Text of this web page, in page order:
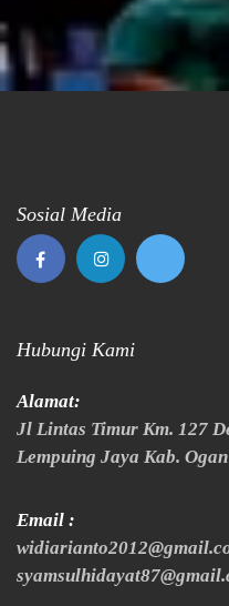
Sosial Media
Hubungi Kami
Alamat:
Jl Lintas Timur Km. 127
Lempuing Jaya Kab.
Email :